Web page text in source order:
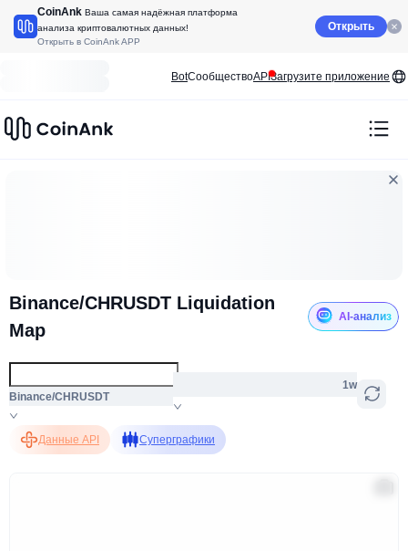
CoinAnk Ваша самая надёжная платформа
анализа криптовалютных данных!
Открыть в CoinAnk APP
Открыть
BotСообществоAPIЗагрузите приложение
Binance/CHRUSDT Liquidation
Map
AI-анализ
Binance/CHRUSDT
1w
Данные API Суперграфики